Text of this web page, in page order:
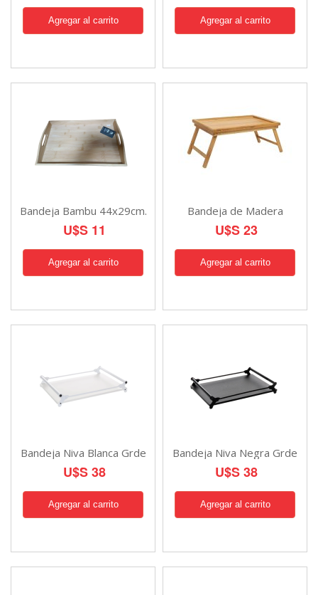
Bandeja Bambu 44x29cm.
U$S 11
Bandeja de Madera
U$S 23
Bandeja Niva Blanca Grde
U$S 38
Bandeja Niva Negra Grde
U$S 38